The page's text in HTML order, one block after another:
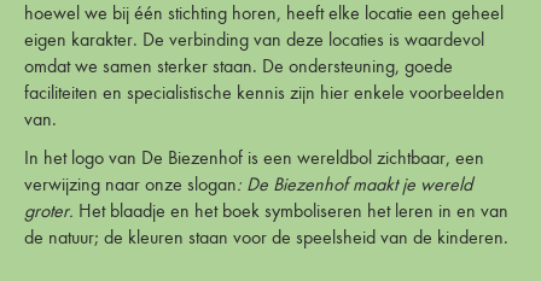
hoewel we bij één stichting horen, heeft elke locatie een geheel
eigen karakter. De verbinding van deze locaties is waardevol
omdat we samen sterker staan. De ondersteuning, goede
faciliteiten en specialistische kennis zijn hier enkele voorbeelden
van.
In het logo van De Biezenhof is een wereldbol zichtbaar, een
verwijzing naar onze slogan: De Biezenhof maakt je wereld
groter. Het blaadje en het boek symboliseren het leren in en van
de natuur; de kleuren staan voor de speelsheid van de kinderen.